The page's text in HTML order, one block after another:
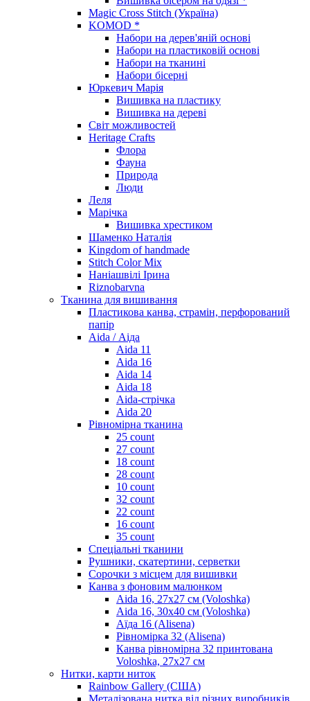
Magic Cross Stitch (Україна)
KOMOD *
Набори на дерев'яній основі
Набори на пластиковій основі
Набори на тканині
Набори бісерні
Юркевич Марія
Вишивка на пластику
Вишивка на дереві
Світ можливостей
Heritage Crafts
Флора
Фауна
Природа
Люди
Леля
Марічка
Вишивка хрестиком
Шаменко Наталія
Kingdom of handmade
Stitch Color Mix
Наніашвілі Ірина
Riznobarvna
Тканина для вишивання
Пластикова канва, страмін, перфорований
папір
Aida / Аіда
Aida 11
Aida 16
Aida 14
Aida 18
Aida-стрічка
Aida 20
Рівномірна тканина
25 count
27 count
18 count
28 count
10 count
32 count
22 count
16 count
35 count
Спеціальні тканини
Рушники, скатертини, серветки
Сорочки з місцем для вишивки
Канва з фоновим малюнком
Aida 16, 27х27 см (Voloshka)
Aida 16, 30х40 см (Voloshka)
Аїда 16 (Alisena)
Рівномірка 32 (Alisena)
Канва рівномірна 32 принтована
Voloshka, 27х27 см
Нитки, карти ниток
Rainbow Gallery (США)
Металізована нитка від різних виробників